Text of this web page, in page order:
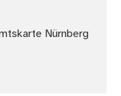
Nürnberg